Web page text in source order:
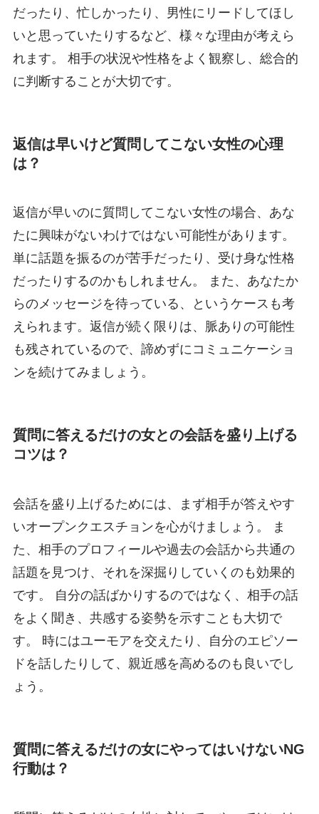
だったり、忙しかったり、男性にリードしてほし
いと思っていたりするなど、様々な理由が考えら
れます。 相手の状況や性格をよく観察し、総合的
に判断することが大切です。
返信は早いけど質問してこない女性の心理
は？
返信が早いのに質問してこない女性の場合、あな
たに興味がないわけではない可能性があります。
単に話題を振るのが苦手だったり、受け身な性格
だったりするのかもしれません。 また、あなたか
らのメッセージを待っている、というケースも考
えられます。返信が続く限りは、脈ありの可能性
も残されているので、諦めずにコミュニケーショ
ンを続けてみましょう。
質問に答えるだけの女との会話を盛り上げる
コツは？
会話を盛り上げるためには、まず相手が答えやす
いオープンクエスチョンを心がけましょう。 ま
た、相手のプロフィールや過去の会話から共通の
話題を見つけ、それを深掘りしていくのも効果的
です。 自分の話ばかりするのではなく、相手の話
をよく聞き、共感する姿勢を示すことも大切で
す。 時にはユーモアを交えたり、自分のエピソー
ドを話したりして、親近感を高めるのも良いでし
ょう。
質問に答えるだけの女にやってはいけないNG
行動は？